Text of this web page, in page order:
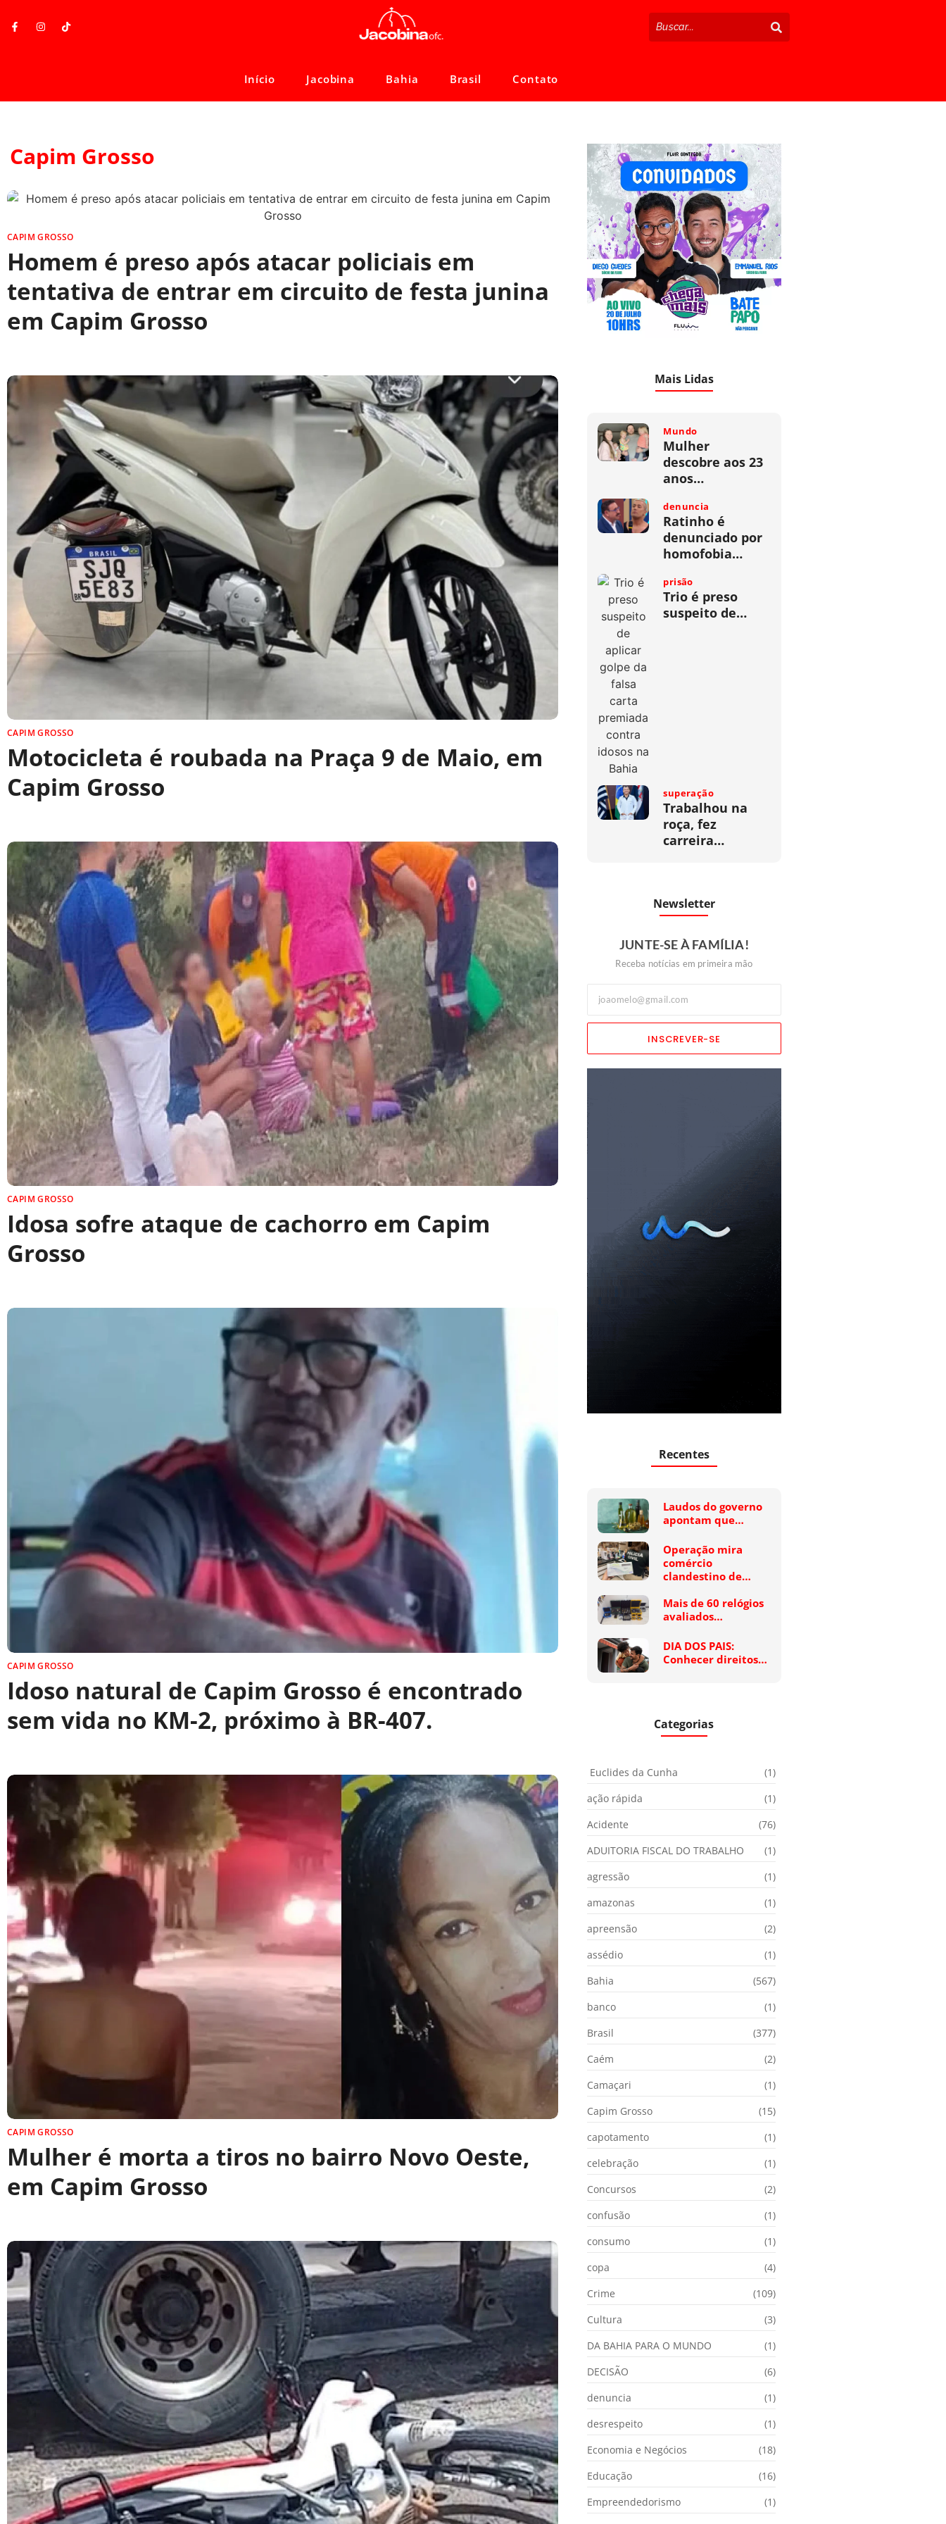
Início Jacobina Bahia Brasil Contato
Capim Grosso
CAPIM GROSSO
Homem é preso após atacar policiais em
tentativa de entrar em circuito de festa junina
em Capim Grosso
CAPIM GROSSO
Motocicleta é roubada na Praça 9 de Maio, em
Capim Grosso
CAPIM GROSSO
Idosa sofre ataque de cachorro em Capim
Grosso
CAPIM GROSSO
Idoso natural de Capim Grosso é encontrado
sem vida no KM-2, próximo à BR-407.
CAPIM GROSSO
Mulher é morta a tiros no bairro Novo Oeste,
em Capim Grosso
Mais Lidas
Mundo
Mulher
descobre aos 23
anos…
denuncia
Ratinho é
denunciado por
homofobia…
prisão
Trio é preso
suspeito de…
superação
Trabalhou na
roça, fez
carreira…
Newsletter
JUNTE-SE À FAMÍLIA!
Receba notícias em primeira mão
INSCREVER-SE
Recentes
Laudos do governo
apontam que…
Operação mira
comércio
clandestino de…
Mais de 60 relógios
avaliados…
DIA DOS PAIS:
Conhecer direitos…
Categorias
Euclides da Cunha
(1)
ação rápida
(1)
Acidente
(76)
ADUITORIA FISCAL DO TRABALHO
(1)
agressão
(1)
amazonas
(1)
apreensão
(2)
assédio
(1)
Bahia
(567)
banco
(1)
Brasil
(377)
Caém
(2)
Camaçari
(1)
Capim Grosso
(15)
capotamento
(1)
celebração
(1)
Concursos
(2)
confusão
(1)
consumo
(1)
copa
(4)
Crime
(109)
Cultura
(3)
DA BAHIA PARA O MUNDO
(1)
DECISÃO
(6)
denuncia
(1)
desrespeito
(1)
Economia e Negócios
(18)
Educação
(16)
Empreendedorismo
(1)